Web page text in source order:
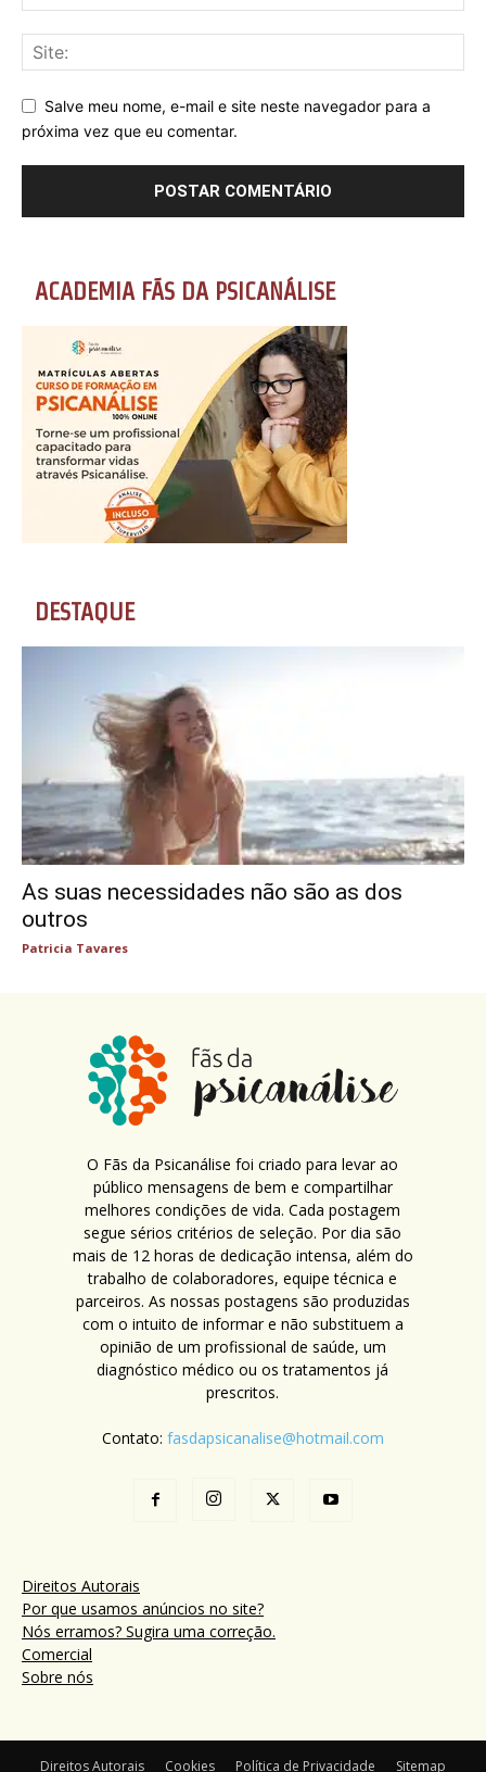
Salve meu nome, e-mail e site neste navegador para a
próxima vez que eu comentar.
ACADEMIA FÃS DA PSICANÁLISE
DESTAQUE
As suas necessidades não são as dos
outros
Patricia Tavares
O Fãs da Psicanálise foi criado para levar ao
público mensagens de bem e compartilhar
melhores condições de vida. Cada postagem
segue sérios critérios de seleção. Por dia são
mais de 12 horas de dedicação intensa, além do
trabalho de colaboradores, equipe técnica e
parceiros. As nossas postagens são produzidas
com o intuito de informar e não substituem a
opinião de um profissional de saúde, um
diagnóstico médico ou os tratamentos já
prescritos.
Contato: fasdapsicanalise@hotmail.com
Direitos Autorais
Por que usamos anúncios no site?
Nós erramos? Sugira uma correção.
Comercial
Sobre nós
Direitos Autorais Cookies Política de Privacidade Sitemap